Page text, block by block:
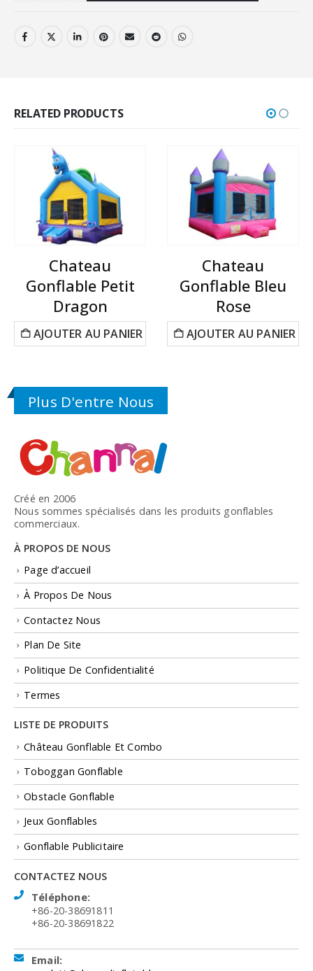
RELATED PRODUCTS
Chateau
Gonflable Petit
Dragon
AJOUTER AU PANIER
Chateau
Gonflable Bleu
Rose
AJOUTER AU PANIER
Plus D'entre Nous
Créé en 2006
Nous sommes spécialisés dans les produits gonflables
commerciaux.
À PROPOS DE NOUS
Page d’accueil
À Propos De Nous
Contactez Nous
Plan De Site
Politique De Confidentialité
Termes
LISTE DE PRODUITS
Château Gonflable Et Combo
Toboggan Gonflable
Obstacle Gonflable
Jeux Gonflables
Gonflable Publicitaire
CONTACTEZ NOUS
Téléphone:
+86-20-38691811
+86-20-38691822
Email: